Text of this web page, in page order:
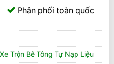
Phân phối toàn quốc
Xe Trộn Bê Tông Tự Nạp Liệu